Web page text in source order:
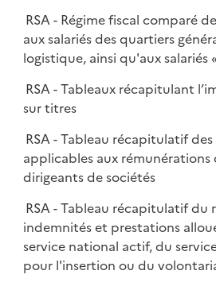
RSA - Régime fiscal comparé
aux salariés des quartiers
logistique, ainsi qu'aux salariés
RSA - Tableaux récapitulant
sur titres
RSA - Tableau récapitulatif
applicables aux rémunérations
dirigeants de sociétés
RSA - Tableau récapitulatif du
indemnités et prestations
service national actif, du
pour l'insertion ou du